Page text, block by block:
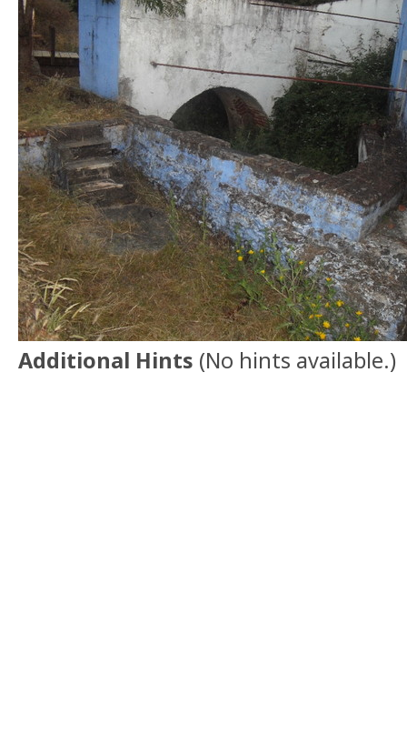
Additional Hints (No hints available.)